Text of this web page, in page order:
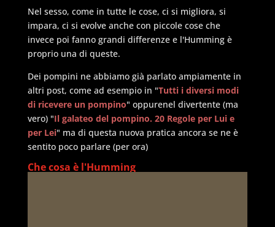
Nel sesso, come in tutte le cose, ci si migliora, si
impara, ci si evolve anche con piccole cose che
invece poi fanno grandi differenze e l'Humming è
proprio una di queste.
Dei pompini ne abbiamo già parlato ampiamente in
altri post, come ad esempio in "Tutti i diversi modi
di ricevere un pompino" oppurenel divertente (ma
vero) "Il galateo del pompino. 20 Regole per Lui e
per Lei" ma di questa nuova pratica ancora se ne è
sentito poco parlare (per ora)
Che cosa è l'Humming